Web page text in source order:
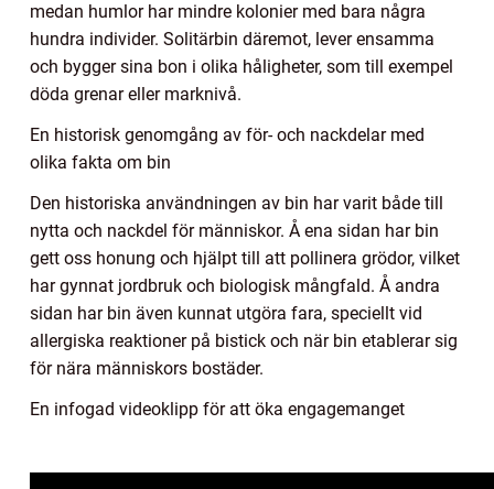
medan humlor har mindre kolonier med bara några
hundra individer. Solitärbin däremot, lever ensamma
och bygger sina bon i olika håligheter, som till exempel
döda grenar eller marknivå.
En historisk genomgång av för- och nackdelar med
olika fakta om bin
Den historiska användningen av bin har varit både till
nytta och nackdel för människor. Å ena sidan har bin
gett oss honung och hjälpt till att pollinera grödor, vilket
har gynnat jordbruk och biologisk mångfald. Å andra
sidan har bin även kunnat utgöra fara, speciellt vid
allergiska reaktioner på bistick och när bin etablerar sig
för nära människors bostäder.
En infogad videoklipp för att öka engagemanget